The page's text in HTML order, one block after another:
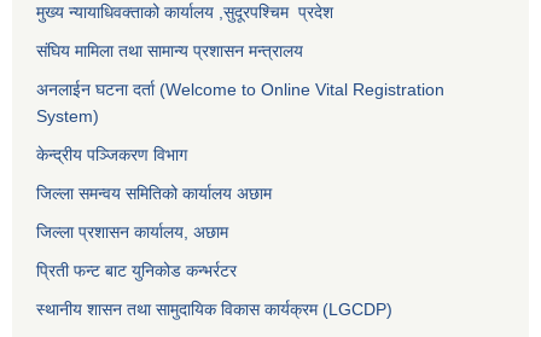
मुख्य न्यायाधिवक्ताको कार्यालय , सुदूरपश्चिम प्रदेश
संघिय मामिला तथा सामान्य प्रशासन मन्त्रालय
अनलाईन घटना दर्ता (Welcome to Online Vital Registration
System)
केन्द्रीय पञ्जिकरण विभाग
जिल्ला समन्वय समितिको कार्यालय अछाम
जिल्ला प्रशासन कार्यालय, अछाम
प्रिती फन्ट बाट युनिकोड कन्भर्रटर
स्थानीय शासन तथा सामुदायिक विकास कार्यक्रम (LGCDP)